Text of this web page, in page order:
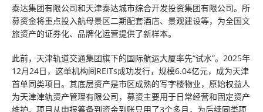
泰达集团有限公司和天津泰达城市综合开发投资集团有限公司。所
募资金将重点投入航母景区二期配套酒店、景观建设等，为全国文
旅资产的证券化、品牌化运营提供了新样本。
此前，天津轨道交通集团旗下的国际航运大厦率先“试水”。2025年
12月24日，这单机构间REITs成功发行，规模6.04亿元，成为天津
首单同类项目。其底层资产是市区成熟的写字楼物业，原始权益人
为天津津轨资产管理有限公司，募资主要用于日常经营和固定资产
维护。项目从申报筹备到资金到账只用了3个多月，为后续同类项